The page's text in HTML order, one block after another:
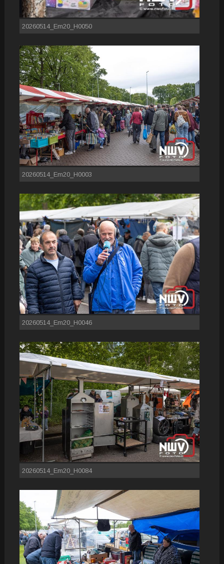
20260514_Em20_H0050
20260514_Em20_H0003
20260514_Em20_H0046
20260514_Em20_H0084